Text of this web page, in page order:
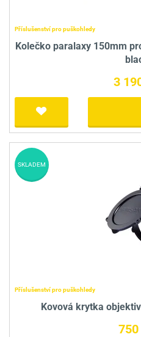
Příslušenství pro puškohledy
Kolečko paralaxy 150mm
3
Příslušenství pro puškohledy
Kovová krytka
750
SKLADEM